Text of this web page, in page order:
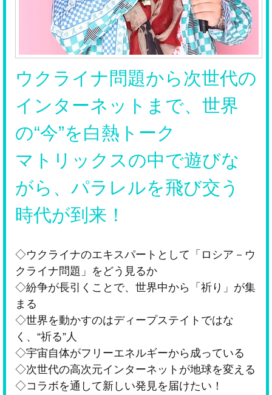
ウクライナ問題から次世代の
インターネットまで、世界
の“今”を白熱トーク
マトリックスの中で遊びな
がら、パラレルを飛び交う
時代が到来！
◇ウクライナのエキスパートとして「ロシア－ウ
クライナ問題」をどう見るか
◇紛争が長引くことで、世界中から「祈り」が集
まる
◇世界を動かすのはディープステイトではな
く、“祈る”人
◇宇宙自体がフリーエネルギーから成っている
◇次世代の高次元インターネットが地球を変える
◇コラボを通して新しい発見を届けたい！